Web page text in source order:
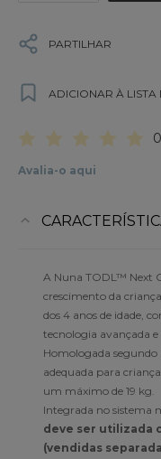
PARTILHAR
ADICIONAR À LISTA
Avalia-o aqui
A Nuna TODL™ Next
crescimento da
dos 4 anos de idade,
tecnologia avançada e
Homologada segundo
adequada para
um máximo de 19 kg.
Integrada no sistema
deve ser utilizada
(vendidas